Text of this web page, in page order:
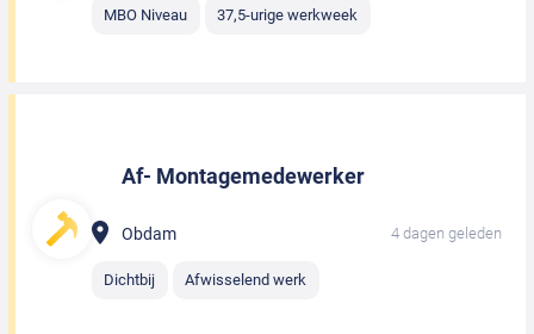
MBO Niveau 37,5-urige werkweek
Af- Montagemedewerker
Obdam 4 dagen geleden
Dichtbij Afwisselend werk